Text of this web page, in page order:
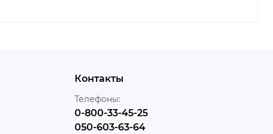
Контакты
Телефоны:
0-800-33-45-25
050-603-63-64